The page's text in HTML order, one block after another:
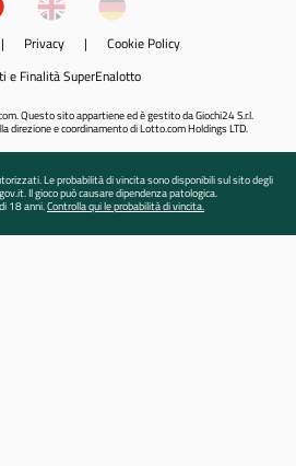
Privacy | Cookie Policy
e Finalità SuperEnalotto
Questo sito appartiene ed è gestito da Giochi24 S.r.l.
direzione e coordinamento di Lotto.com Holdings LTD.
Le probabilità di vincita sono disponibili sul sito degli
Il gioco può causare dipendenza patologica.
18 anni.Controlla qui le probabilità di vincita.